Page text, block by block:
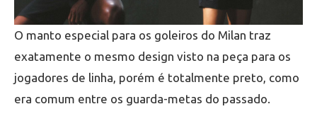
O manto especial para os goleiros do Milan traz
exatamente o mesmo design visto na peça para os
jogadores de linha, porém é totalmente preto, como
era comum entre os guarda-metas do passado.